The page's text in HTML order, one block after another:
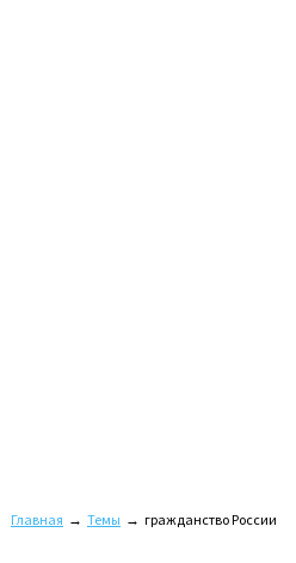
Главная → Темы → гражданство России